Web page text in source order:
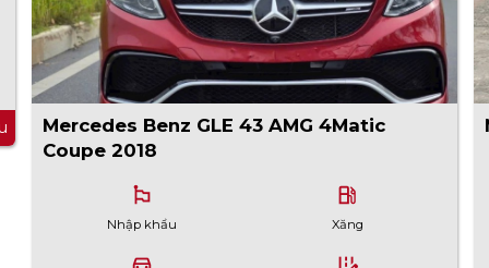
Mercedes Benz GLE 43 AMG 4Matic
Coupe 2018
emoji_flags
Nhập khẩu
local_gas_station
Xăng